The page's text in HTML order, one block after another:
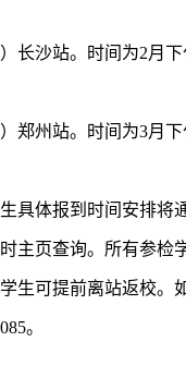
沙站。时间为2月下
州站。时间为3月下
体报到时间安排将通
主页查询。所有参检
生可提前离站返校。
。